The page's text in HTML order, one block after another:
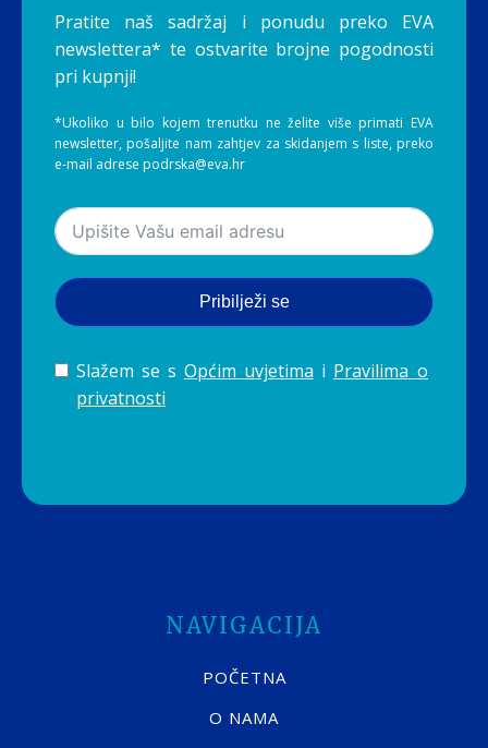
Pratite naš sadržaj i ponudu preko EVA
newslettera* te ostvarite brojne pogodnosti
pri kupnji!
*Ukoliko u bilo kojem trenutku ne želite više primati EVA
newsletter, pošaljite nam zahtjev za skidanjem s liste, preko
e-mail adrese podrska@eva.hr
Pribilježi se
Slažem se s Općim uvjetima i Pravilima o
privatnosti
NAVIGACIJA
POČETNA
O NAMA